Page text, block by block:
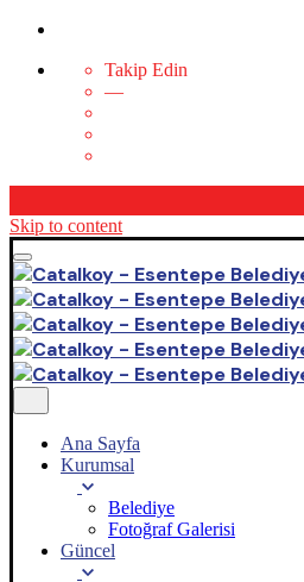
Takip Edin
—
Skip to content
Ana Sayfa
Kurumsal
Belediye
Fotoğraf Galerisi
Güncel